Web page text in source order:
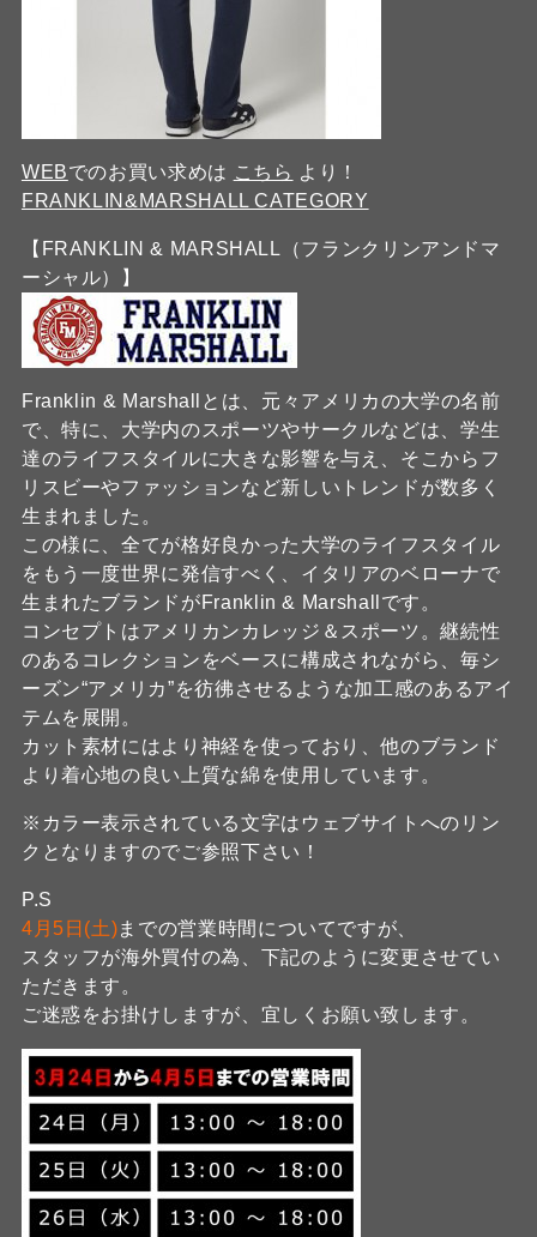
WEBでのお買い求めは こちら より！
FRANKLIN&MARSHALL CATEGORY
【FRANKLIN & MARSHALL（フランクリンアンドマ
ーシャル）】
Franklin & Marshallとは、元々アメリカの大学の名前
で、特に、大学内のスポーツやサークルなどは、学生
達のライフスタイルに大きな影響を与え、そこからフ
リスビーやファッションなど新しいトレンドが数多く
生まれました。
この様に、全てが格好良かった大学のライフスタイル
をもう一度世界に発信すべく、イタリアのベローナで
生まれたブランドがFranklin & Marshallです。
コンセプトはアメリカンカレッジ＆スポーツ。継続性
のあるコレクションをベースに構成されながら、毎シ
ーズン“アメリカ”を彷彿させるような加工感のあるアイ
テムを展開。
カット素材にはより神経を使っており、他のブランド
より着心地の良い上質な綿を使用しています。
※カラー表示されている文字はウェブサイトへのリン
クとなりますのでご参照下さい！
P.S
4月5日(土)までの営業時間についてですが、
スタッフが海外買付の為、下記のように変更させてい
ただきます。
ご迷惑をお掛けしますが、宜しくお願い致します。